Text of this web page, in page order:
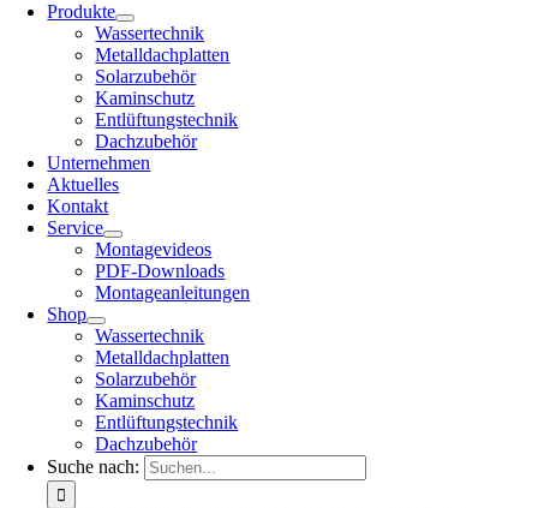
Produkte
Wassertechnik
Metalldachplatten
Solarzubehör
Kaminschutz
Entlüftungstechnik
Dachzubehör
Unternehmen
Aktuelles
Kontakt
Service
Montagevideos
PDF-Downloads
Montageanleitungen
Shop
Wassertechnik
Metalldachplatten
Solarzubehör
Kaminschutz
Entlüftungstechnik
Dachzubehör
Suche nach: